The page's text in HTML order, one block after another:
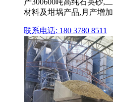
材料及坩埚产品,月产增加
联系电话: 180 3780 8511